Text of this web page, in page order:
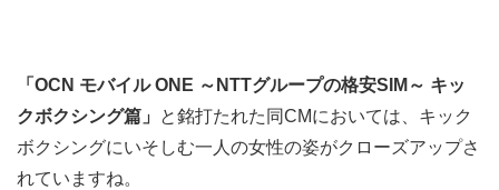
「OCN モバイル ONE ～NTTグループの格安SIM～ キッ
クボクシング篇」
と銘打たれた同CMにおいては、キック
ボクシングにいそしむ一人の女性の姿がクローズアップさ
れていますね。